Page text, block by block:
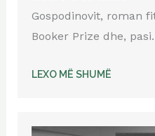
Gospodinovit, roman
Booker Prize dhe,
LEXO MË SHUMË